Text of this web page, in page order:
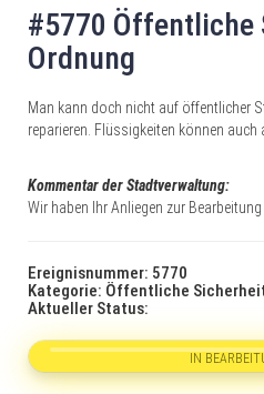
#5770 Öffentliche
Ordnung
Man kann doch nicht auf öffentlicher
reparieren. Flüssigkeiten können auch
Kommentar der Stadtverwaltung:
Wir haben Ihr Anliegen zur Bearbeitung
Ereignisnummer: 5770
Kategorie: Öffentliche
Aktueller Status:
IN